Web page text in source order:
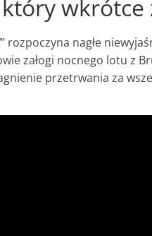
” rozpoczyna nagłe
załogi nocnego lotu z
przetrwania za